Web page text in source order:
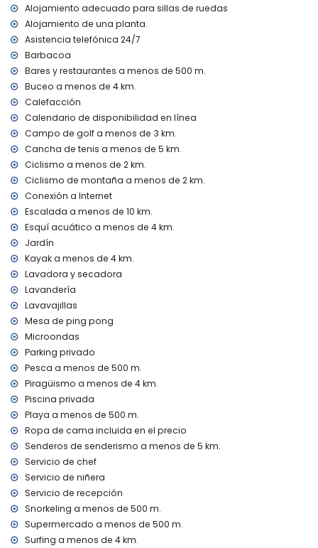
Pueblo más cercano: Moraira (a menos de 3 kilómetros de
la villa)
Orilla o ribera más cercana: Mar Mediterráneo (a menos de
500 metros de la villa)
Playa más cercana: Cala Andrago (a menos de 500
metros de la villa)
Puerto más cercano: Puerto de Moraira (a menos de 3
kilómetros de la villa)
Parque más cercano a menos de 3 kilómetros de la villa
Aeropuerto más cercano: Alicante (a menos de 100
kilómetros de la villa)
Segundo aeropuerto más cercano: Valencia (> 100
kilómetros)
No se permiten mascotas
Alojamiento apto para personas con movilidad reducida
El alojamiento es muy adecuado para familias con niños
Instalaciones y servicios incluidos en el precio del alquiler
de la villa
Plancha y tabla de planchar
Ropa de cama y toallas
Servicio de recepción y servicio de emergencia 24 horas
Tenis de mesa
Calefacción por aire y con aire acondicionado
Instalaciones y servicios con coste adicional
Servicio de cocina, servicio de lavandería y servicio de
niñera
Calefacción de la piscina
Cama extra y camas/cunas para niños (a petición)
Actividades de entretenimiento y ocio para sus vacaciones
en Moraira, Costa Blanca
Bar (a menos de 500 metros de la casa)
Discoteca y paseo marítimo (El Portet) (a menos de 5
kilómetros de la casa)
Lugares de interés y cultura en Moraira, Costa Blanca
Alojamiento adecuado para sillas de ruedas
Alojamiento de una planta.
Asistencia telefónica 24/7
Barbacoa
Bares y restaurantes a menos de 500 m.
Buceo a menos de 4 km.
Calefacción
Calendario de disponibilidad en línea
Campo de golf a menos de 3 km.
Cancha de tenis a menos de 5 km.
Ciclismo a menos de 2 km.
Ciclismo de montaña a menos de 2 km.
Conexión a Internet
Escalada a menos de 10 km.
Esquí acuático a menos de 4 km.
Jardín
Kayak a menos de 4 km.
Lavadora y secadora
Lavandería
Lavavajillas
Mesa de ping pong
Microondas
Parking privado
Pesca a menos de 500 m.
Piragüismo a menos de 4 km.
Piscina privada
Playa a menos de 500 m.
Ropa de cama incluida en el precio
Senderos de senderismo a menos de 5 km.
Servicio de chef
Servicio de niñera
Servicio de recepción
Snorkeling a menos de 500 m.
Supermercado a menos de 500 m.
Surfing a menos de 4 km.